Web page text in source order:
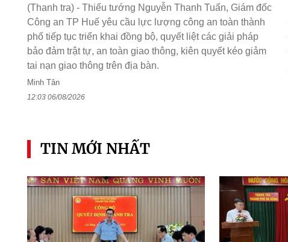
(Thanh tra) - Thiếu tướng Nguyễn Thanh Tuấn, Giám đốc
Công an TP Huế yêu cầu lực lượng công an toàn thành
phố tiếp tục triển khai đồng bộ, quyết liệt các giải pháp
bảo đảm trật tự, an toàn giao thông, kiên quyết kéo giảm
tai nạn giao thông trên địa bàn.
Minh Tân
12:03 06/08/2026
TIN MỚI NHẤT